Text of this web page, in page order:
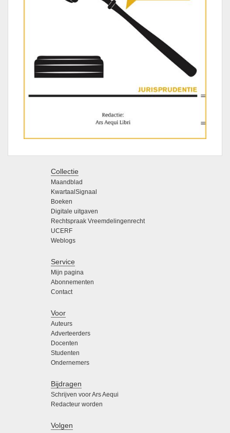
Collectie
Maandblad
KwartaalSignaal
Boeken
Digitale uitgaven
Rechtspraak Vreemdelingenrecht
UCERF
Weblogs
Service
Mijn pagina
Abonnementen
Contact
Voor
Auteurs
Adverteerders
Docenten
Studenten
Ondernemers
Bijdragen
Schrijven voor Ars Aequi
Redacteur worden
Volgen